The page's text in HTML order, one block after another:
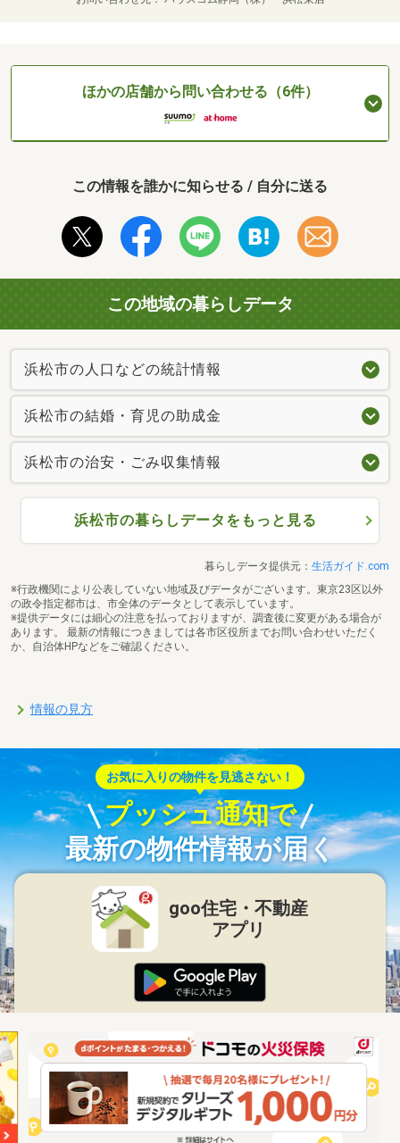
ほかの店舗から問い合わせる（6件）
この情報を誰かに知らせる / 自分に送る
この地域の暮らしデータ
浜松市の人口などの統計情報
浜松市の結婚・育児の助成金
浜松市の治安・ごみ収集情報
浜松市の暮らしデータをもっと見る
暮らしデータ提供元： 生活ガイド.com
※行政機関により公表していない地域及びデータがございます。東京23区以外
の政令指定都市は、市全体のデータとして表示しています。
※提供データには細心の注意を払っておりますが、調査後に変更がある場合が
あります。 最新の情報につきましては各市区役所までお問い合わせいただく
か、自治体HPなどをご確認ください。
情報の見方
お気に入りの物件を見逃さない！
プッシュ通知で
最新の物件情報が届く
goo住宅・不動産
アプリ